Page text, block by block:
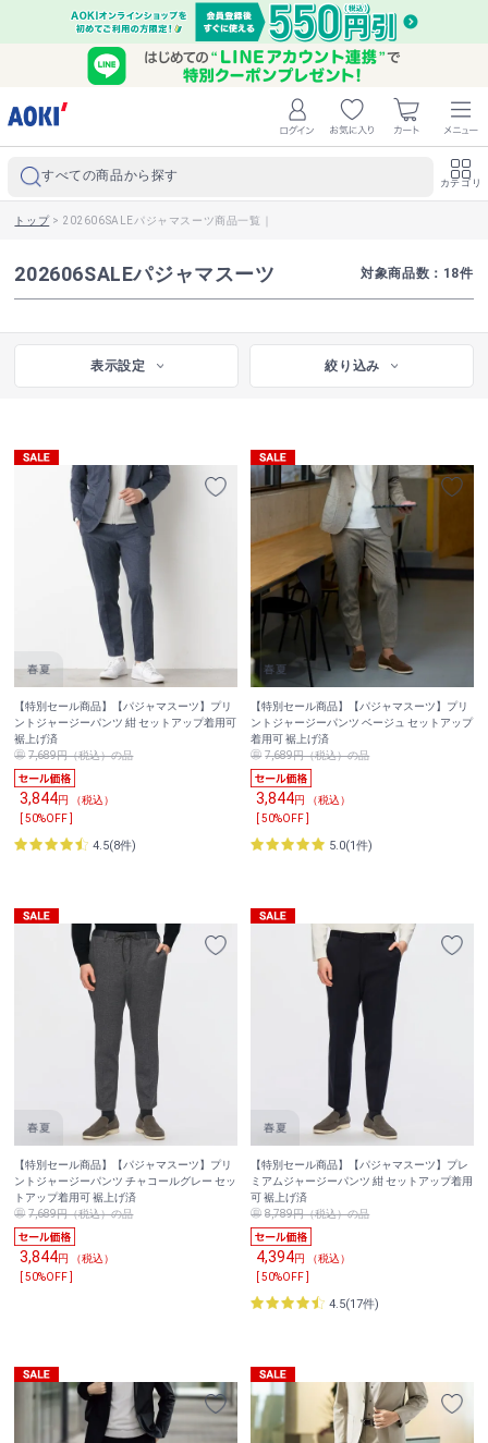
すべての商品から探す カテゴリ
トップ> 202606SALEパジャマスーツ商品一覧｜
202606SALEパジャマスーツ 対象商品数： 18件
表示設定 絞り込み
【特別セール商品】【パジャマスーツ】プリ
ントジャージーパンツ 紺 セットアップ着用可
裾上げ済
7,689円（税込）の品
3,844円 （税込）
[ 50%OFF ]
4.5(8件)
【特別セール商品】【パジャマスーツ】プリ
ントジャージーパンツ ベージュ セットアップ
着用可 裾上げ済
7,689円（税込）の品
3,844円 （税込）
[ 50%OFF ]
5.0(1件)
【特別セール商品】【パジャマスーツ】プリ
ントジャージーパンツ チャコールグレー セッ
トアップ着用可 裾上げ済
7,689円（税込）の品
3,844円 （税込）
[ 50%OFF ]
【特別セール商品】【パジャマスーツ】プレ
ミアムジャージーパンツ 紺 セットアップ着用
可 裾上げ済
8,789円（税込）の品
4,394円 （税込）
[ 50%OFF ]
4.5(17件)